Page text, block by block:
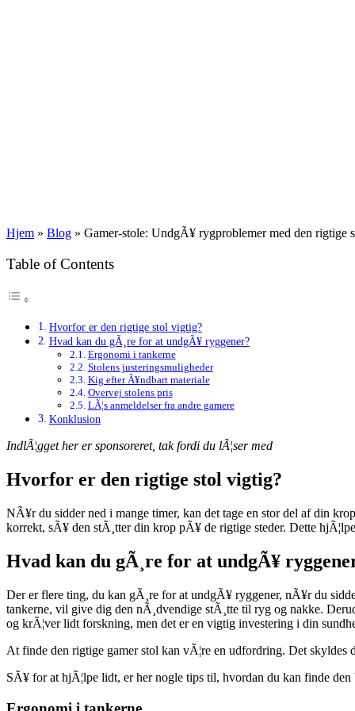
Hjem » Blog » Gamer-stole: UndgÃ¥ rygproblemer med den rigtige
Table of Contents
Hvorfor er den rigtige stol vigtig?
Hvad kan du gÃ¸re for at undgÃ¥ ryggener?
Ergonomi i tankerne
Stolens justeringsmuligheder
Kig efter Ã¥ndbart materiale
Overvej stolens pris
LÃ¦s anmeldelser fra andre gamere
Konklusion
IndlÃ¦gget her er sponsoreret, tak fordi du lÃ¦ser med
Hvorfor er den rigtige stol vigtig?
NÃ¥r du sidder ned i mange timer, kan det tage en stor del af din
korrekt, sÃ¥ den stÃ¸tter din krop pÃ¥ de rigtige steder. Dette
Hvad kan du gÃ¸re for at undgÃ¥
Der er flere ting, du kan gÃ¸re for at undgÃ¥ ryggener, nÃ¥r du
tankerne, vil give dig den nÃ¸dvendige stÃ¸tte til ryg og nakke.
og krÃ¦ver lidt forskning, men det er en vigtig investering i din
At finde den rigtige gamer stol kan vÃ¦re en udfordring. Det skyldes
SÃ¥ for at hjÃ¦lpe lidt, er her nogle tips til, hvordan du kan finde den